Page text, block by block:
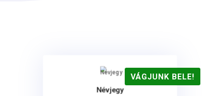
VÁGJUNK BELE!
Névjegy